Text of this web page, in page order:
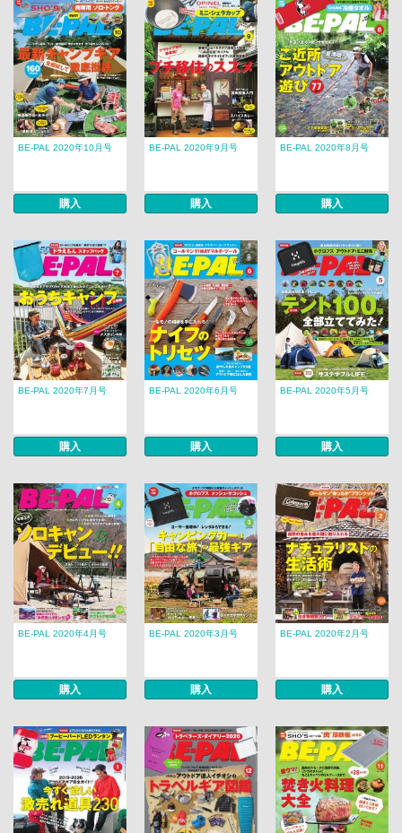
BE-PAL 2020年10月号
購入
BE-PAL 2020年9月号
購入
BE-PAL 2020年8月号
購入
BE-PAL 2020年7月号
購入
BE-PAL 2020年6月号
購入
BE-PAL 2020年5月号
購入
BE-PAL 2020年4月号
購入
BE-PAL 2020年3月号
購入
BE-PAL 2020年2月号
購入